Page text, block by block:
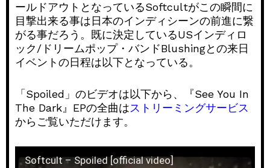
ールドアウトとなっているSoftcultがこの瞬間に
目撃出来る事は日本のインディシーンの前進に繋
がる事だろう。既に決定しているUSインディロ
ック/ドリームポップ・バンドBlushingとの来日
イベントの日程は以下となっている。
「Spoiled」のビデオは以下から、『See You In
The Dark』EPの全曲はストリーミングサービス
からご覧いただけます。
Softcult – Spoiled [official video]